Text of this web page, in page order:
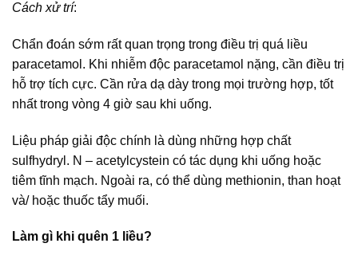
Cách xử trí:
Chẩn đoán sớm rất quan trọng trong điều trị quá liều
paracetamol. Khi nhiễm độc paracetamol nặng, cần điều trị
hỗ trợ tích cực. Cần rửa dạ dày trong mọi trường hợp, tốt
nhất trong vòng 4 giờ sau khi uống.
Liệu pháp giải độc chính là dùng những hợp chất
sulfhydryl. N – acetylcystein có tác dụng khi uống hoặc
tiêm tĩnh mạch. Ngoài ra, có thể dùng methionin, than hoạt
và/ hoặc thuốc tẩy muối.
Làm gì khi quên 1 liều?